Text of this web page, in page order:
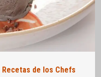
Recetas de los Chefs